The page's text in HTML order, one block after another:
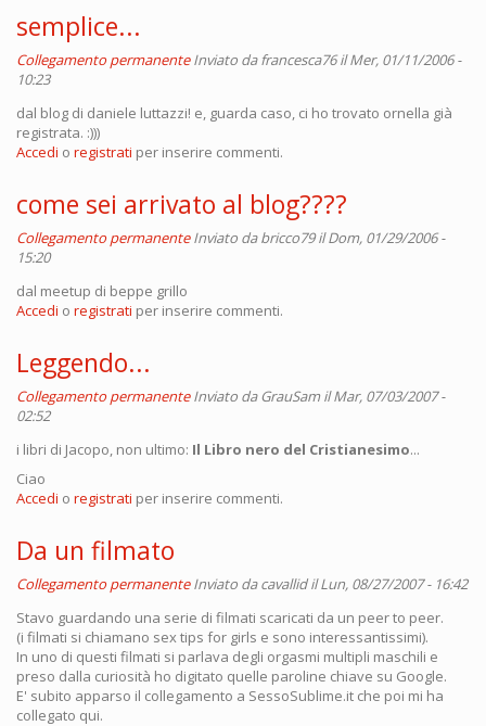
semplice...
Collegamento permanente Inviato dafrancesca76il Mer, 01/11/2006 -
10:23
dal blog di daniele luttazzi! e, guarda caso, ci ho trovato ornella già
registrata. :)))
Accedi o registrati per inserire commenti.
come sei arrivato al blog????
Collegamento permanente Inviato dabricco79il Dom, 01/29/2006 -
15:20
dal meetup di beppe grillo
Accedi o registrati per inserire commenti.
Leggendo...
Collegamento permanente Inviato daGrauSamil Mar, 07/03/2007 -
02:52
i libri di Jacopo, non ultimo: Il Libro nero del Cristianesimo...
Ciao
Accedi o registrati per inserire commenti.
Da un filmato
Collegamento permanente Inviato dacavallidil Lun, 08/27/2007 - 16:42
Stavo guardando una serie di filmati scaricati da un peer to peer.
(i filmati si chiamano sex tips for girls e sono interessantissimi).
In uno di questi filmati si parlava degli orgasmi multipli maschili e
preso dalla curiosità ho digitato quelle paroline chiave su Google.
E' subito apparso il collegamento a SessoSublime.it che poi mi ha
collegato qui.